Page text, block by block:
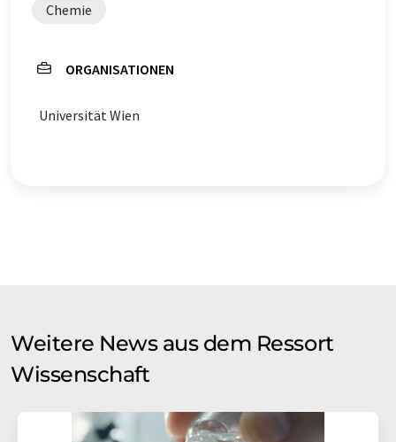
Chemie
ORGANISATIONEN
Universität Wien
Weitere News aus dem Ressort
Wissenschaft